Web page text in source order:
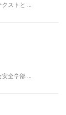
クストと …
安全学部 …